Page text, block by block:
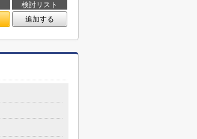
検討リスト
追加する